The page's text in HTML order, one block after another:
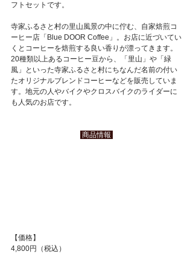
フトセットです。
寺家ふるさと村の里山風景の中に佇む、自家焙煎コ
ーヒー店「Blue DOOR Coffee」。お店に近づいてい
くとコーヒーを焙煎する良い香りが漂ってきます。
20種類以上あるコーヒー豆から、「里山」や「緑
風」といった寺家ふるさと村にちなんだ名前の付い
たオリジナルブレンドコーヒーなどを販売していま
す。地元の人やバイクやクロスバイクのライダーに
も人気のお店です。
商品情報
【価格】
4,800円（税込）